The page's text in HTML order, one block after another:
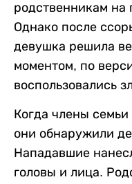
родственникам на
Однако после
девушка решила
моментом, по
воспользовались
Когда члены
они обнаружили
Нападавшие
головы и лица.